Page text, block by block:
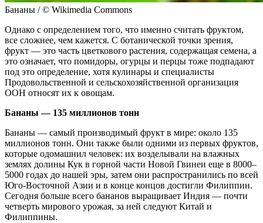
Бананы / © Wikimedia Commons
Однако с определением того, что именно считать фруктом,
все сложнее, чем кажется. С ботанической точки зрения,
фрукт — это часть цветкового растения, содержащая семена, а
это означает, что помидоры, огурцы и перцы тоже подпадают
под это определение, хотя кулинары и специалисты
Продовольственной и сельскохозяйственной организация
ООН относят их к овощам.
Бананы — 135 миллионов тонн
Бананы — самый производимый фрукт в мире: около 135
миллионов тонн. Они также были одними из первых фруктов,
которые одомашнил человек: их возделывали на влажных
землях долины Кук в горной части Новой Гвинеи еще в 8000–
5000 годах до нашей эры, затем они распространились по всей
Юго-Восточной Азии и в конце концов достигли Филиппин.
Сегодня больше всего бананов выращивает Индия — почти
четверть мирового урожая, за ней следуют Китай и
Филиппины.